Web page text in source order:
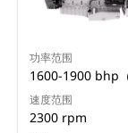
功率范围
1600-1900 bhp
速度范围
2300 rpm